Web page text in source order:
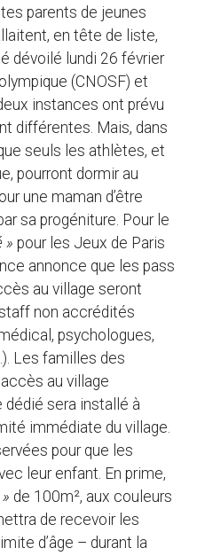
parents de jeunes
en tête de liste,
dévoilé lundi 26 février
(CNOSF) et
instances ont prévu
différentes. Mais, dans
seuls les athlètes, et
pourront dormir au
une maman d’être
sa progéniture. Pour le
» pour les Jeux de Paris
annonce que les pass
au village seront
non accrédités
psychologues,
Les familles des
au village
dédié sera installé à
immédiate du village.
pour que les
leur enfant. En prime,
de 100m², aux couleurs
de recevoir les
d’âge – durant la